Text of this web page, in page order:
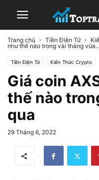
Trang chủ Tiền Điện Tử
như thế nào trong vài tháng
Tiền Điện Tử Kiến Thức Crypto
Giá coin
thế nào
qua
29 Tháng 6, 2022